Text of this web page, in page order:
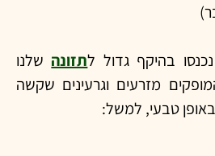
תזונהשלנו
מזרעים וגרעינים שקשה
טבעי, למשל: